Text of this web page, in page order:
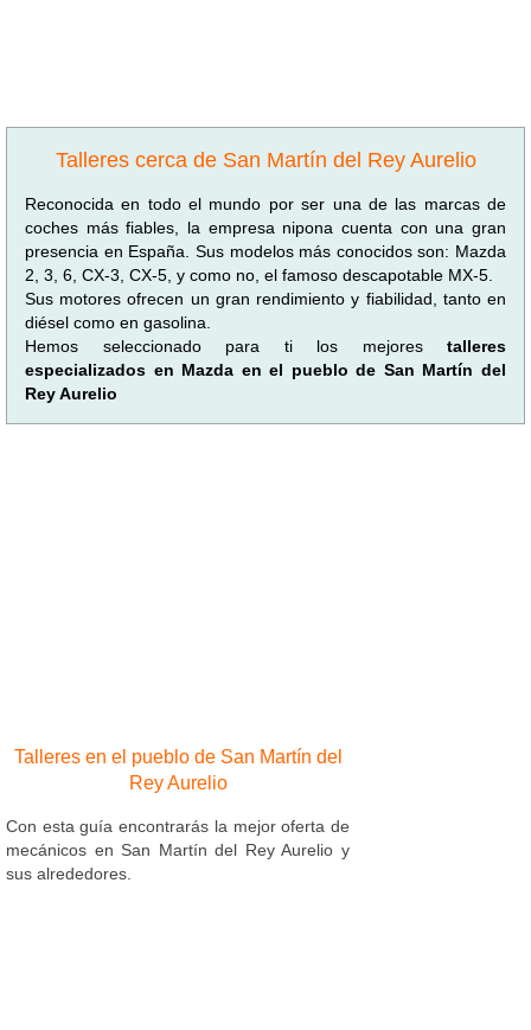
Talleres cerca de San Martín del Rey Aurelio
Reconocida en todo el mundo por ser una de las marcas de
coches más fiables, la empresa nipona cuenta con una gran
presencia en España. Sus modelos más conocidos son: Mazda
2, 3, 6, CX-3, CX-5, y como no, el famoso descapotable MX-5.
Sus motores ofrecen un gran rendimiento y fiabilidad, tanto en
diésel como en gasolina.
Hemos seleccionado para ti los mejores talleres
especializados en Mazda en el pueblo de San Martín del
Rey Aurelio
Talleres en el pueblo de San Martín del
Rey Aurelio
Con esta guía encontrarás la mejor oferta de
mecánicos en San Martín del Rey Aurelio y
sus alrededores.